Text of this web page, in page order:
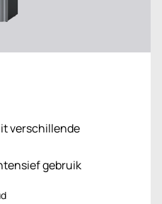
verschillende
gebruik